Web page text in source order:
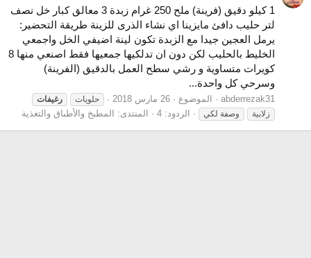
1 كيلو دقيق (فرينة) ملح 250 غرام زبدة 3 معالق كبار خل نصف
لتر حليب دافئ مايزينا اي نشاء الذرى للزينة طريقة التحضير:
يرمل العجين جيدا مع الزبدة تكون لينة اضيفي الخل واجمعي
الخليط بالحليب لكن دون ان تدلكيها جمعيها فقط اصنعي منها 8
كويرات متساوية و رشي سطح العمل بالدقيق (الفرينة)
وسرحي كل واحدة...
abderrezak31 الموضوع 26 مارس 2018 حلويات
رغيفات
زلابية
وصفة لكي الردود: 4 المنتدى: المطبخ والأطباق والتغذية